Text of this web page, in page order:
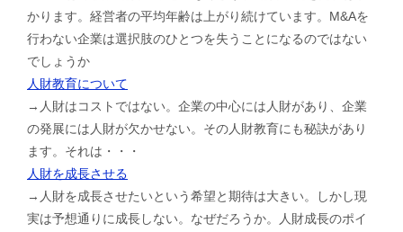
かります。経営者の平均年齢は上がり続けています。M&Aを
行わない企業は選択肢のひとつを失うことになるのではない
でしょうか
人財教育について
→人財はコストではない。企業の中心には人財があり、企業
の発展には人財が欠かせない。その人財教育にも秘訣があり
ます。それは・・・
人財を成長させる
→人財を成長させたいという希望と期待は大きい。しかし現
実は予想通りに成長しない。なぜだろうか。人財成長のポイ